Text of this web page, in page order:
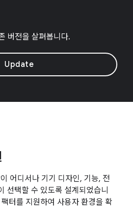
버전을 살펴봅니다.
Update
어디서나 기기 디자인, 기능, 전
선택할 수 있도록 설계되었습니
터를 지원하여 사용자 환경을 확